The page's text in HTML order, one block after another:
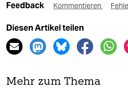
Feedback Kommentieren
Diesen Artikel teilen
Mehr zum Thema